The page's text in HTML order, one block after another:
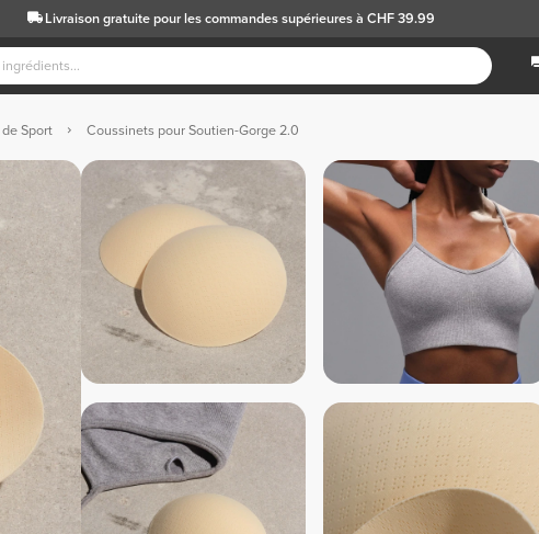
Livraison gratuitepour les commandes supérieures à CHF 39.99
Sport Coussinets pour Soutien-Gorge 2.0